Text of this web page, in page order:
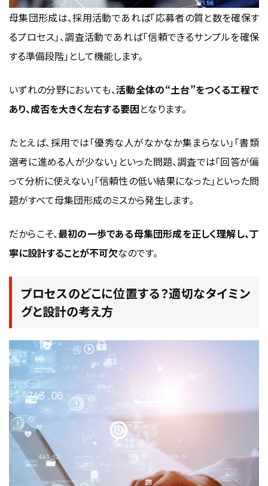
母集団形成は、採用活動であれば「応募者の質と数を確保す
るプロセス」、調査活動であれば「信頼できるサンプルを確保
する準備段階」として機能します。
いずれの分野においても、活動全体の“土台”をつくる工程で
あり、成否を大きく左右する要因となります。
たとえば、採用では「優秀な人がなかなか集まらない」「書類
選考に進める人が少ない」といった問題、調査では「回答が偏
って分析に使えない」「信頼性の低い結果になった」といった問
題がすべて母集団形成のミスから発生します。
だからこそ、最初の一歩である母集団形成を正しく理解し、丁
寧に設計することが不可欠なのです。
プロセスのどこに位置する？適切なタイミン
グと設計の考え方